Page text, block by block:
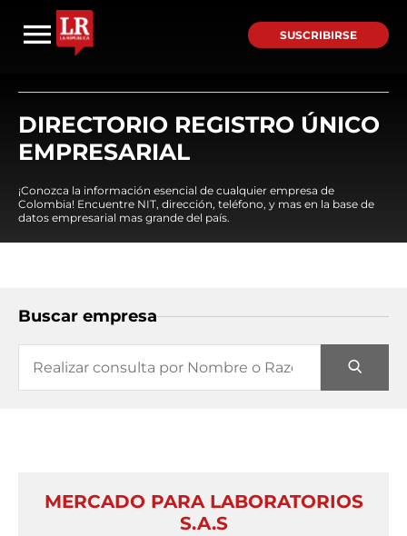
SUSCRIBIRSE
DIRECTORIO REGISTRO ÚNICO
EMPRESARIAL
¡Conozca la información esencial de cualquier empresa de
Colombia! Encuentre NIT, dirección, teléfono, y mas en la base de
datos empresarial mas grande del país.
Buscar empresa
MERCADO PARA LABORATORIOS
S.A.S